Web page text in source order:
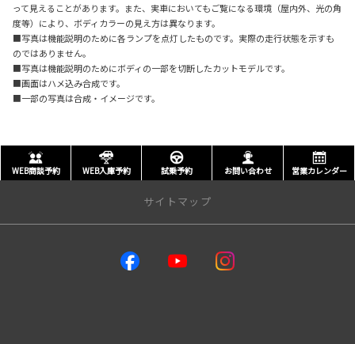
って見えることがあります。また、実車においてもご覧になる環境（屋内外、光の角
度等）により、ボディカラーの見え方は異なります。
■写真は機能説明のために各ランプを点灯したものです。実際の走行状態を示すも
のではありません。
■写真は機能説明のためにボディの一部を切断したカットモデルです。
■画面はハメ込み合成です。
■一部の写真は合成・イメージです。
WEB商談予約 WEB入庫予約 試乗予約 お問い合わせ 営業カレンダー
サイトマップ